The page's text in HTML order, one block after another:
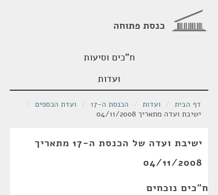
כנסת פתוחה
ח"כים וסיעות
ועדות
דף הבית / ועדות / הכנסת ה-17 / ועדת הכספים /
ישיבת ועדה מתאריך 04/11/2008
ישיבת ועדה של הכנסת ה-17 מתאריך
04/11/2008
ח"כים נוכחים